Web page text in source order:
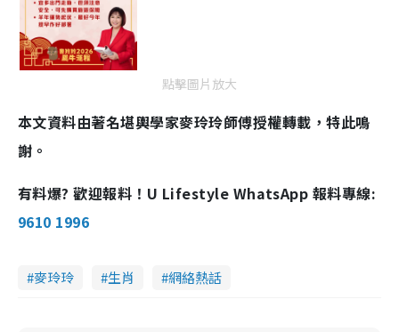
點擊圖片放大
本文資料由著名堪輿學家麥玲玲師傅授權轉載，特此鳴
謝。
有料爆? 歡迎報料！U Lifestyle WhatsApp 報料專線:
9610 1996
麥玲玲 生肖 網絡熱話